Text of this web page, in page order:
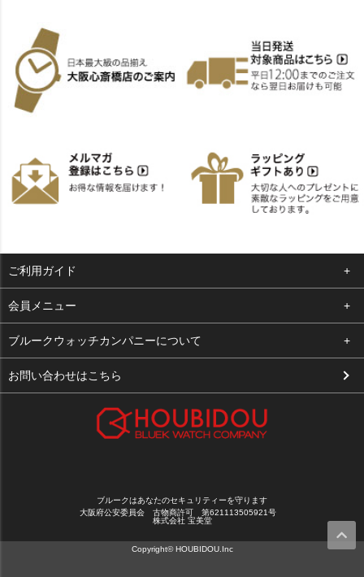
ご利用ガイド
よくある質問
支払い・送料
お客様の声
会員メニュー
ログイン
お気に入り
ブルークウォッチカンパニーについて
会社概要
お問い合わせはこちら
ブルークはあなたのセキュリティーを守ります
大阪府公安委員会 古物商許可 第621113505921号
株式会社 宝美堂
Copyright© HOUBIDOU.Inc